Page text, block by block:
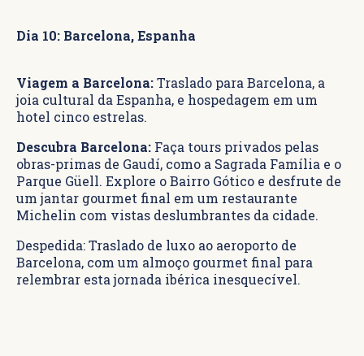
Dia 10: Barcelona, Espanha
Viagem a Barcelona:Traslado para Barcelona, a
joia cultural da Espanha, e hospedagem em um
hotel cinco estrelas.
Descubra Barcelona: Faça tours privados pelas
obras-primas de Gaudí, como a Sagrada Família e o
Parque Güell. Explore o Bairro Gótico e desfrute de
um jantar gourmet final em um restaurante
Michelin com vistas deslumbrantes da cidade.
Despedida: Traslado de luxo ao aeroporto de
Barcelona, com um almoço gourmet final para
relembrar esta jornada ibérica inesquecível.